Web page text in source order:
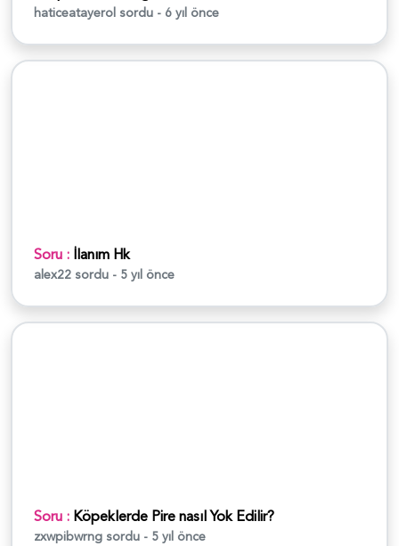
haticeatayerol sordu - 6 yıl önce
Soru : İlanım Hk
alex22 sordu - 5 yıl önce
Soru : Köpeklerde Pire nasıl Yok Edilir?
zxwpibwrng sordu - 5 yıl önce